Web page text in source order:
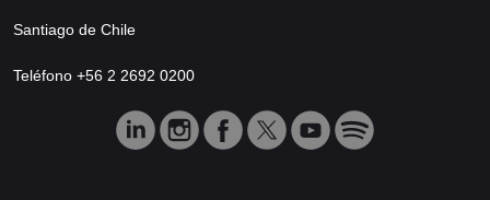
Santiago de Chile
Teléfono +56 2 2692 0200